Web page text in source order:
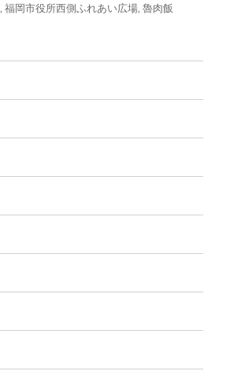
グ
,福岡市役所西側ふれあい広場,魯肉飯